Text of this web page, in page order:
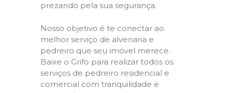
prezando pela sua segurança.
Nosso objetivo é te conectar ao
melhor serviço de alvenaria e
pedreiro que seu imóvel merece.
Baixe o Grifo para realizar todos os
serviços de pedreiro residencial e
comercial com tranquilidade e